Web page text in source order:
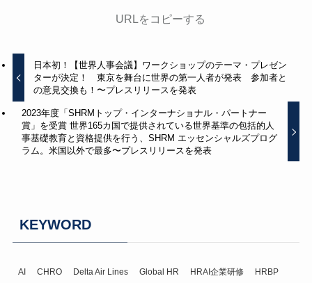
URLをコピーする
日本初！【世界人事会議】ワークショップのテーマ・プレゼン
ターが決定！ 東京を舞台に世界の第一人者が発表 参加者と
の意見交換も！〜プレスリリースを発表
2023年度「SHRMトップ・インターナショナル・パートナー
賞」を受賞 世界165カ国で提供されている世界基準の包括的人
事基礎教育と資格提供を行う、SHRM エッセンシャルズプログ
ラム。米国以外で最多〜プレスリリースを発表
KEYWORD
AI CHRO Delta Air Lines Global HR HRAI企業研修
HRBP